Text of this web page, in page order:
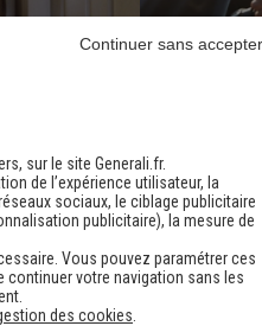
sur le site Generali.fr.
de l’expérience utilisateur, la
sociaux, le ciblage publicitaire
publicitaire), la mesure de
Vous pouvez paramétrer ces
votre navigation sans les
des cookies
Continuer sans accepter